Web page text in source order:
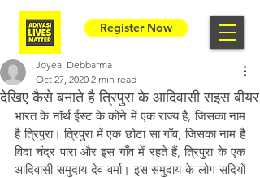
Register Now
देखिए कैसे बनाते है त्रिपुरा के आदिवासी राइस बीयर
Joyeal Debbarma
Oct 27, 2020 2 min read
भारत के नॉर्थ ईस्ट के कोने में एक राज्य है, जिसका नाम
है त्रिपुरा। त्रिपुरा में एक छोटा सा गॉंव, जिसका नाम है
विदा चंद्र पारा और इस गॉंव में रहते हैं, त्रिपुरा के एक
आदिवासी समुदाय-देव-वर्मा। इस समुदाय के लोग सदियों